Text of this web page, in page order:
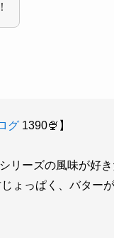
グ 1390🍨】
リーズの風味が好
ょっぱく、バター